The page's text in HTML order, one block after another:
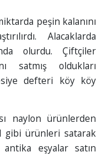
peşin kalanını
Alacaklarda
olurdu. Çiftçiler
satmış oldukları
defteri köy köy
naylon ürünlerden
gibi ürünleri satarak
eşyalar satın